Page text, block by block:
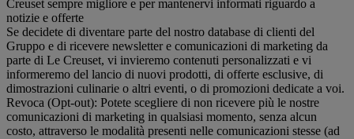
Creuset sempre migliore e per mantenervi informati riguardo a
notizie e offerte
Se decidete di diventare parte del nostro database di clienti del
Gruppo e di ricevere newsletter e comunicazioni di marketing da
parte di Le Creuset, vi invieremo contenuti personalizzati e vi
informeremo del lancio di nuovi prodotti, di offerte esclusive, di
dimostrazioni culinarie o altri eventi, o di promozioni dedicate a voi.
Revoca (Opt-out): Potete scegliere di non ricevere più le nostre
comunicazioni di marketing in qualsiasi momento, senza alcun
costo, attraverso le modalità presenti nelle comunicazioni stesse (ad